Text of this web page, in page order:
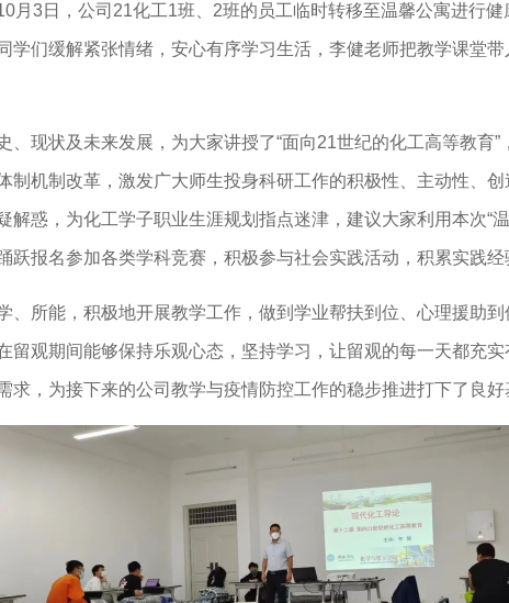
1 2 3
月3日，公司21化工1班、2班的员工临时转移至温馨公寓进行
学们缓解紧张情绪，安心有序学习生活，李健老师把教学课堂
、现状及未来发展，为大家讲授了“面向21世纪的化工高等教育
制机制改革，激发广大师生投身科研工作的积极性、主动性、
解惑，为化工学子职业生涯规划指点迷津，建议大家利用本次“
跃报名参加各类学科竞赛，积极参与社会实践活动，积累实践经
、所能，积极地开展教学工作，做到学业帮扶到位、心理援助
留观期间能够保持乐观心态，坚持学习，让留观的每一天都充
，为接下来的公司教学与疫情防控工作的稳步推进打下了良好